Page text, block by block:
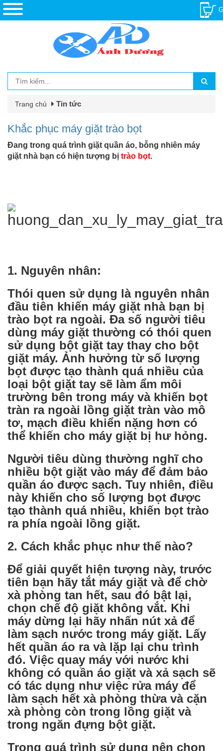
Trang chủ Tin tức
Khắc phục máy giặt trào bọt
Đang trong quá trình giặt quần áo, bỗng nhiên máy
giặt nhà bạn có hiện tượng bị trào bọt.
1. Nguyên nhân:
Thói quen sử dụng là nguyên nhân
đầu tiên khiến máy giặt nhà bạn bị
trào bọt ra ngoài. Đa số người tiêu
dùng máy giặt thường có thói quen
sử dụng bột giặt tay thay cho bột
giặt máy. Ảnh hưởng từ số lượng
bọt được tạo thành quá nhiều của
loại bột giặt tay sẽ làm ẩm môi
trường bên trong máy và khiến bọt
tràn ra ngoài lồng giặt tràn vào mô
tơ, mạch điều khiển nặng hơn có
thể khiến cho máy giặt bị hư hỏng.
Người tiêu dùng thường nghĩ cho
nhiều bột giặt vào máy để đảm bảo
quần áo được sạch. Tuy nhiên, điều
này khiến cho số lượng bọt được
tạo thành quá nhiều, khiến bọt trào
ra phía ngoài lồng giặt.
2. Cách khắc phục như thế nào?
Để giải quyết hiện tượng này, trước
tiên bạn hãy tắt máy giặt và để chờ
xà phòng tan hết, sau đó bật lại,
chọn chế độ giặt không vắt. Khi
máy dừng lại hãy nhấn nút xả để
làm sạch nước trong máy giặt. Lấy
hết quần áo ra và lặp lại chu trình
đó. Việc quay máy với nước khi
không có quần áo giặt và xả sạch sẽ
có tác dụng như việc rửa máy để
làm sạch hết xà phòng thừa và cặn
xà phòng còn trong lồng giặt và
trong ngăn đựng bột giặt.
Trong quá trình sử dụng nên chọn